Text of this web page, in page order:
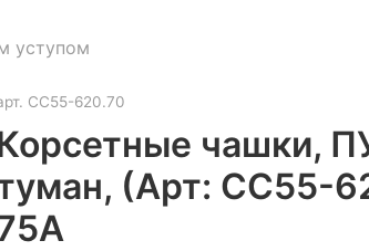
уступом
CC55-620.70
чашки,
(Арт: CC55-